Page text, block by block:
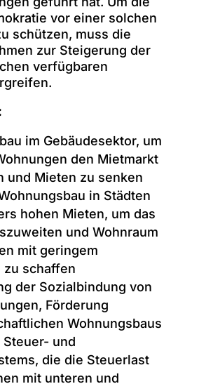
vor einer solchen
schützen, muss die
zur Steigerung der
verfügbaren
im Gebäudesektor, um
den Mietmarkt
und Mieten zu senken
in Städten
hohen Mieten, um das
und Wohnraum
mit geringem
zu schaffen
der Sozialbindung von
Förderung
Wohnungsbaus
und
die die Steuerlast
mit unteren und